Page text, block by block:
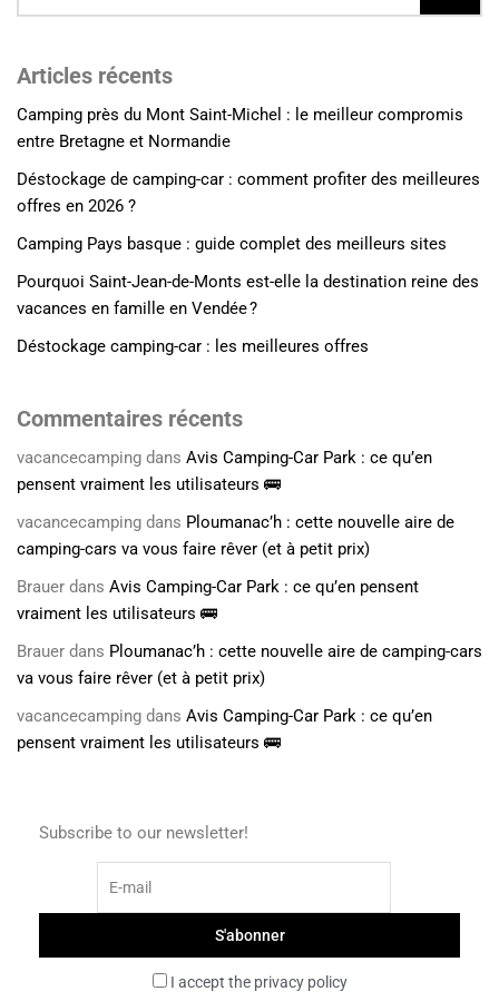
Articles récents
Camping près du Mont Saint-Michel : le meilleur compromis
entre Bretagne et Normandie
Déstockage de camping-car : comment profiter des meilleures
offres en 2026 ?
Camping Pays basque : guide complet des meilleurs sites
Pourquoi Saint-Jean-de-Monts est-elle la destination reine des
vacances en famille en Vendée ?
Déstockage camping-car : les meilleures offres
Commentaires récents
vacancecamping dans Avis Camping-Car Park : ce qu’en
pensent vraiment les utilisateurs 🚌
vacancecamping dans Ploumanac’h : cette nouvelle aire de
camping-cars va vous faire rêver (et à petit prix)
Brauer dans Avis Camping-Car Park : ce qu’en pensent
vraiment les utilisateurs 🚌
Brauer dans Ploumanac’h : cette nouvelle aire de camping-cars
va vous faire rêver (et à petit prix)
vacancecamping dans Avis Camping-Car Park : ce qu’en
pensent vraiment les utilisateurs 🚌
Subscribe to our newsletter!
I accept the privacy policy